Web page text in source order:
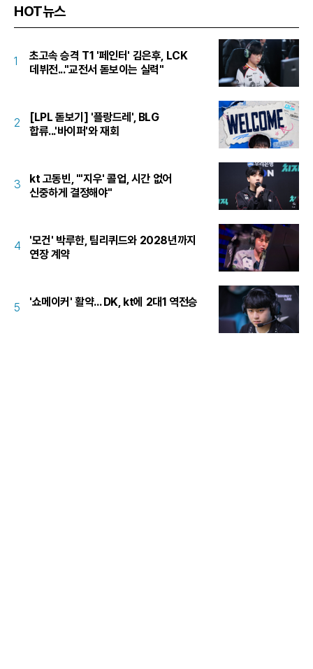
HOT뉴스
1
초고속 승격 T1 '페인터' 김은후, LCK
데뷔전..."교전서 돋보이는 실력"
2
[LPL 돋보기] '플랑드레', BLG
합류...'바이퍼'와 재회
3
kt 고동빈, "'지우' 콜업, 시간 없어
신중하게 결정해야"
4
'모건' 박루한, 팀리퀴드와 2028년까지
연장 계약
5 '쇼메이커' 활약... DK, kt에 2대1 역전승